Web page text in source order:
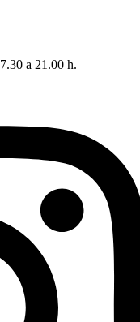
a 21.00 h.